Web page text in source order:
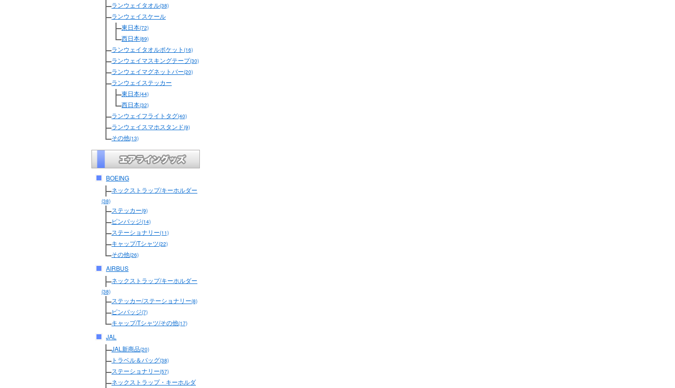
ランウェイタオル(38)
ランウェイスケール
東日本(72)
西日本(89)
ランウェイタオルポケット (16)
ランウェイマスキングテープ(30)
ランウェイマグネットバー(20)
ランウェイステッカー
東日本(44)
西日本(32)
ランウェイフライトタグ(40)
ランウェイスマホスタンド(9)
その他(13)
BOEING
ネックストラップ/キーホルダー
(38)
ステッカー(9)
ピンバッジ(14)
ステーショナリー(11)
キャップ/Tシャツ(22)
その他(26)
AIRBUS
ネックストラップ/キーホルダー
(38)
ステッカー/ステーショナリー(8)
ピンバッジ(7)
キャップ/Tシャツ/その他(17)
JAL
JAL新商品(20)
トラベル＆バッグ(38)
ステーショナリー(57)
ネックストラップ・キーホルダ